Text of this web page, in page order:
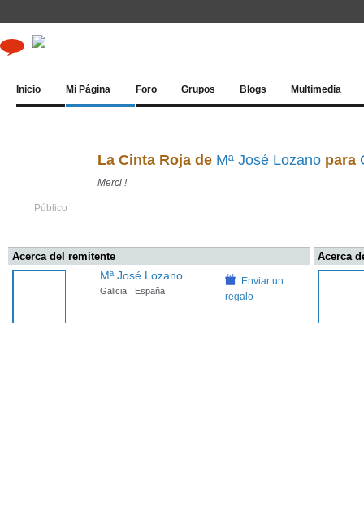
Inicio Mi Página Foro Grupos Blogs Multimedia
Público
La Cinta Roja de Mª José Lozano para
Merci !
Acerca del remitente
Mª José Lozano
Galicia España
Enviar un
regalo
Acerca